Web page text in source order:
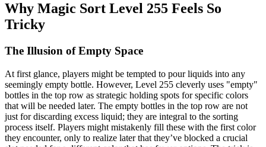
Why Magic Sort Level 255 Feels So
Tricky
The Illusion of Empty Space
At first glance, players might be tempted to pour liquids into any
seemingly empty bottle. However, Level 255 cleverly uses "empty"
bottles in the top row as strategic holding spots for specific colors
that will be needed later. The empty bottles in the top row are not
just for discarding excess liquid; they are integral to the sorting
process itself. Players might mistakenly fill these with the first color
they encounter, only to realize later that they’ve blocked a crucial